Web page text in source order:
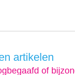
artikelen
of